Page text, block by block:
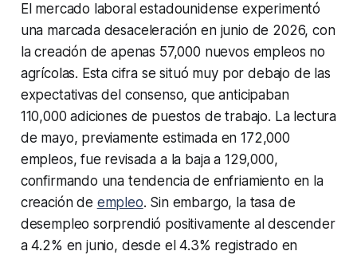
El mercado laboral estadounidense experimentó
una marcada desaceleración en junio de 2026, con
la creación de apenas 57,000 nuevos empleos no
agrícolas. Esta cifra se situó muy por debajo de las
expectativas del consenso, que anticipaban
110,000 adiciones de puestos de trabajo. La lectura
de mayo, previamente estimada en 172,000
empleos, fue revisada a la baja a 129,000,
confirmando una tendencia de enfriamiento en la
creación de empleo. Sin embargo, la tasa de
desempleo sorprendió positivamente al descender
a 4.2% en junio, desde el 4.3% registrado en